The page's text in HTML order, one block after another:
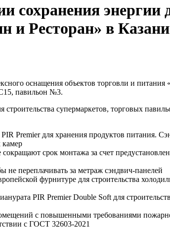
сохранения энергии
и Ресторан» в Казани
оснащения объектов торговли и
павильон №3.
супермаркетов, торговых
Premier для хранения продуктов питания.
камер
срок монтажа за счет
переплачивать за метраж сэндвич-панелей
фурнитуре для строительства
PIR Premier Double Soft для
с повышенными требованиями
c ГОСТ 32603-2021